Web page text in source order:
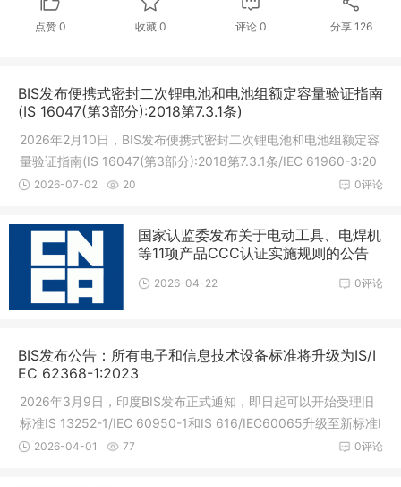
点赞 0 收藏 0 评论 0 分享 126
BIS发布便携式密封二次锂电池和电池组额定容量验证指南
(IS 16047(第3部分):2018第7.3.1条)
2026年2月10日，BIS发布便携式密封二次锂电池和电池组额定容
量验证指南(IS 16047(第3部分):2018第7.3.1条/IEC 61960-3:20
17)公告。1.IS 16046(第2部分):2018/IEC 62133-2:2017已由印
0评论
2026-07-02 20
国家认监委发布关于电动工具、电焊机
等11项产品CCC认证实施规则的公告
0评论
2026-04-22
BIS发布公告：所有电子和信息技术设备标准将升级为IS/I
EC 62368-1:2023
2026年3月9日，印度BIS发布正式通知，即日起可以开始受理旧
标准IS 13252-1/IEC 60950-1和IS 616/IEC60065升级至新标准I
S 62368-1/IEC62368-1的申请，升级的方式为送样全新测试，R
0评论
2026-04-01 77